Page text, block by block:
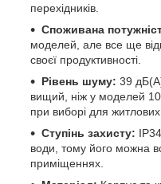
перехідників.
Споживана
моделей, але все ще
своєї продуктивності.
Рівень шуму: 39
вищий, ніж у моделей
при виборі для
Ступінь захисту:
води, тому його можна
приміщеннях.